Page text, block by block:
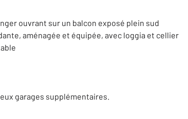
ouvrant sur un balcon exposé plein sud
aménagée et équipée, avec loggia et cellier
garages supplémentaires.